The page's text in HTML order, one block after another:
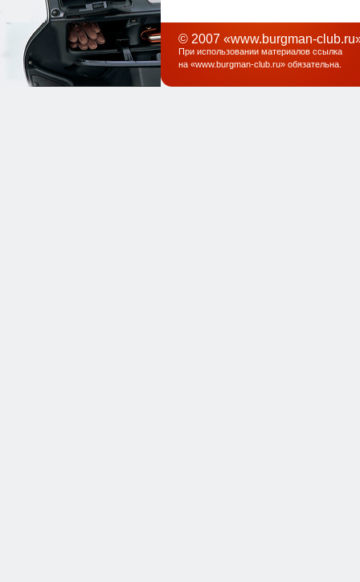
© 2007 «www.burgman-
При использовании материалов ссылка
на «www.burgman-club.ru» обязательна